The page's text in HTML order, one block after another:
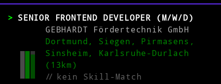
0-1 2-5 >5
SENIOR FRONTEND DEVELOPER (M/W/D)
GEBHARDT Fördertechnik GmbH
Dortmund, Siegen, Pirmasens,
Sinsheim, Karlsruhe-Durlach
(13km)
//kein Skill-Match